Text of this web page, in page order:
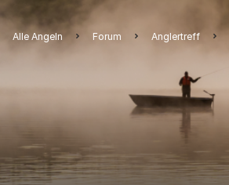
Alle Angeln Forum Anglertreff